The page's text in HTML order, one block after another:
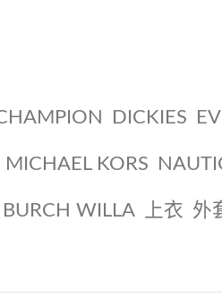
DICKIES
MICHAEL KORS
BURCH WILLA 上衣 外